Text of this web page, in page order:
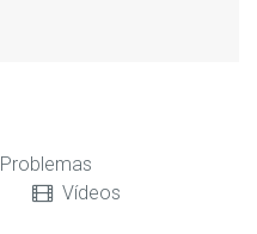
Problemas
Vídeos